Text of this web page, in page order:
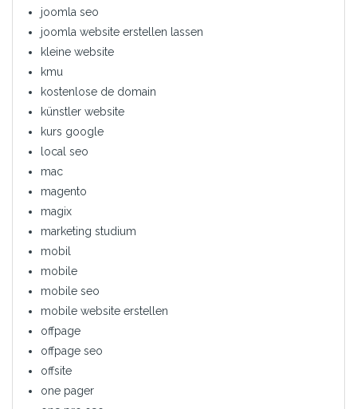
joomla seo
joomla website erstellen lassen
kleine website
kmu
kostenlose de domain
künstler website
kurs google
local seo
mac
magento
magix
marketing studium
mobil
mobile
mobile seo
mobile website erstellen
offpage
offpage seo
offsite
one pager